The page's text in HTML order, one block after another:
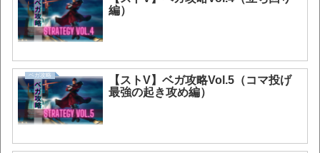
編）
ベガ攻略
【ストV】ベガ攻略Vol.5（コマ投げ
最強の起き攻め編）